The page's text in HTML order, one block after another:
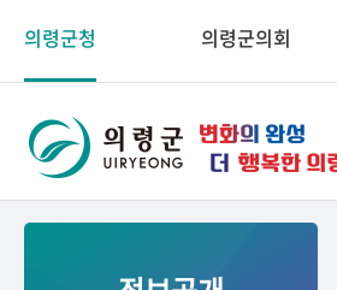
의령군청 의령군의회